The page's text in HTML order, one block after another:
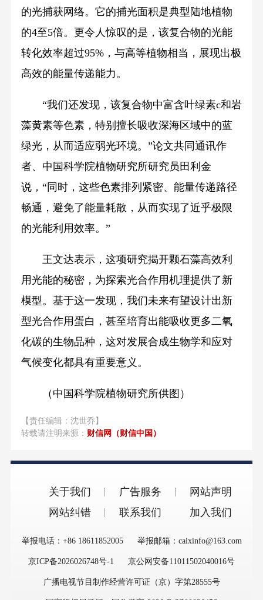
的光捕获网络。它的捕光面积是典型陆地植物
的4至5倍。更令人惊叹的是，该复合物的光能
转化效率超过95%，与高等植物相当，展现出极
高效的能量传递能力。
“我们还发现，该复合物中富含叶绿素c和岩
藻黄素等色素，特别擅长吸收深海区域中的蓝
绿光，从而适应弱光环境。”论文共同通讯作
者、中国科学院植物研究所研究员田利金
说，“同时，这些色素排列紧密、能量传递路径
畅通，避免了能量耗散，从而实现了近乎极限
的光能利用效率。”
王文达表示，这项研究揭开颗石藻高效利
用光能的秘密，为探索光合作用机理提供了新
模型。基于这一发现，我们未来有望设计出新
型光合作用蛋白，甚至培育出能吸收更多二氧
化碳的生物品种，这对发展合成生物学和应对
气候变化都具有重要意义。
（中国科学院植物研究所供图）
【责任编辑：沈世乔】
转载请注明来源： 财信网（财信中国）
关于我们 广告服务
网站声明
网站纠错
联系我们 加入我们
举报电话：+86 18611852005 举报邮箱：caixinfo@163.com
京ICP备2026026748号-1 京公网安备11011502040016号
广播电视节目制作经营许可证（京）字第28555号